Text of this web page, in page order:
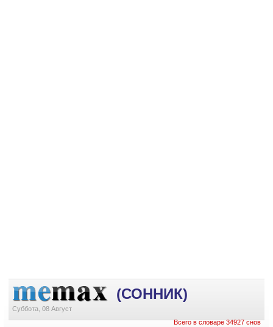
(СОННИК)
Суббота, 08 Август
Всего в словаре 34927 снов